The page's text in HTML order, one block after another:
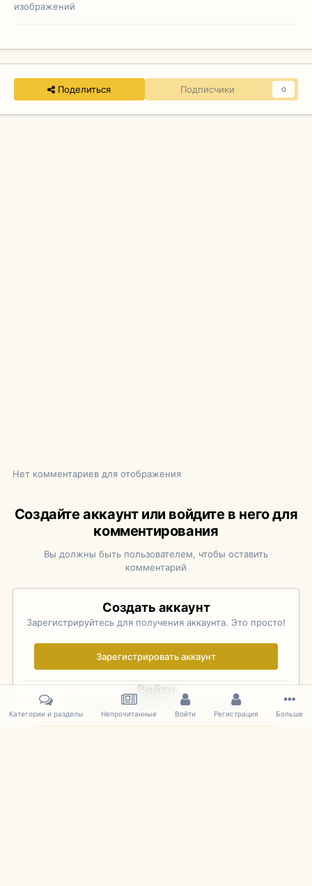
изображений
Поделиться Подписчики 0
Нет комментариев для отображения
Создайте аккаунт или войдите в него для
комментирования
Вы должны быть пользователем, чтобы оставить
комментарий
Создать аккаунт
Зарегистрируйтесь для получения аккаунта. Это просто!
Зарегистрировать аккаунт
Войти
Уже зарегистрированы? Войдите здесь.
Категории и разделы Непрочитанные Войти Регистрация Больше